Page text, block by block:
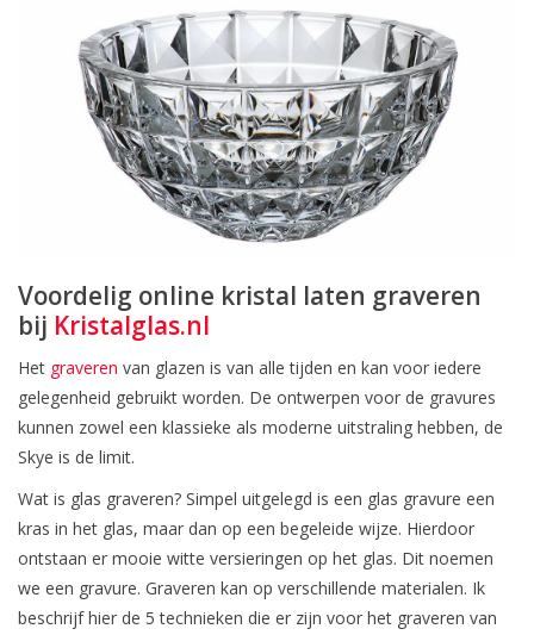
Voordelig online kristal laten graveren
bij Kristalglas.nl
Het graveren van glazen is van alle tijden en kan voor iedere
gelegenheid gebruikt worden. De ontwerpen voor de gravures
kunnen zowel een klassieke als moderne uitstraling hebben, de
Skye is de limit.
Wat is glas graveren? Simpel uitgelegd is een glas gravure een
kras in het glas, maar dan op een begeleide wijze. Hierdoor
ontstaan er mooie witte versieringen op het glas. Dit noemen
we een gravure. Graveren kan op verschillende materialen. Ik
beschrijf hier de 5 technieken die er zijn voor het graveren van